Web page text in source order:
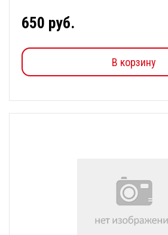
650 руб.
В корзину